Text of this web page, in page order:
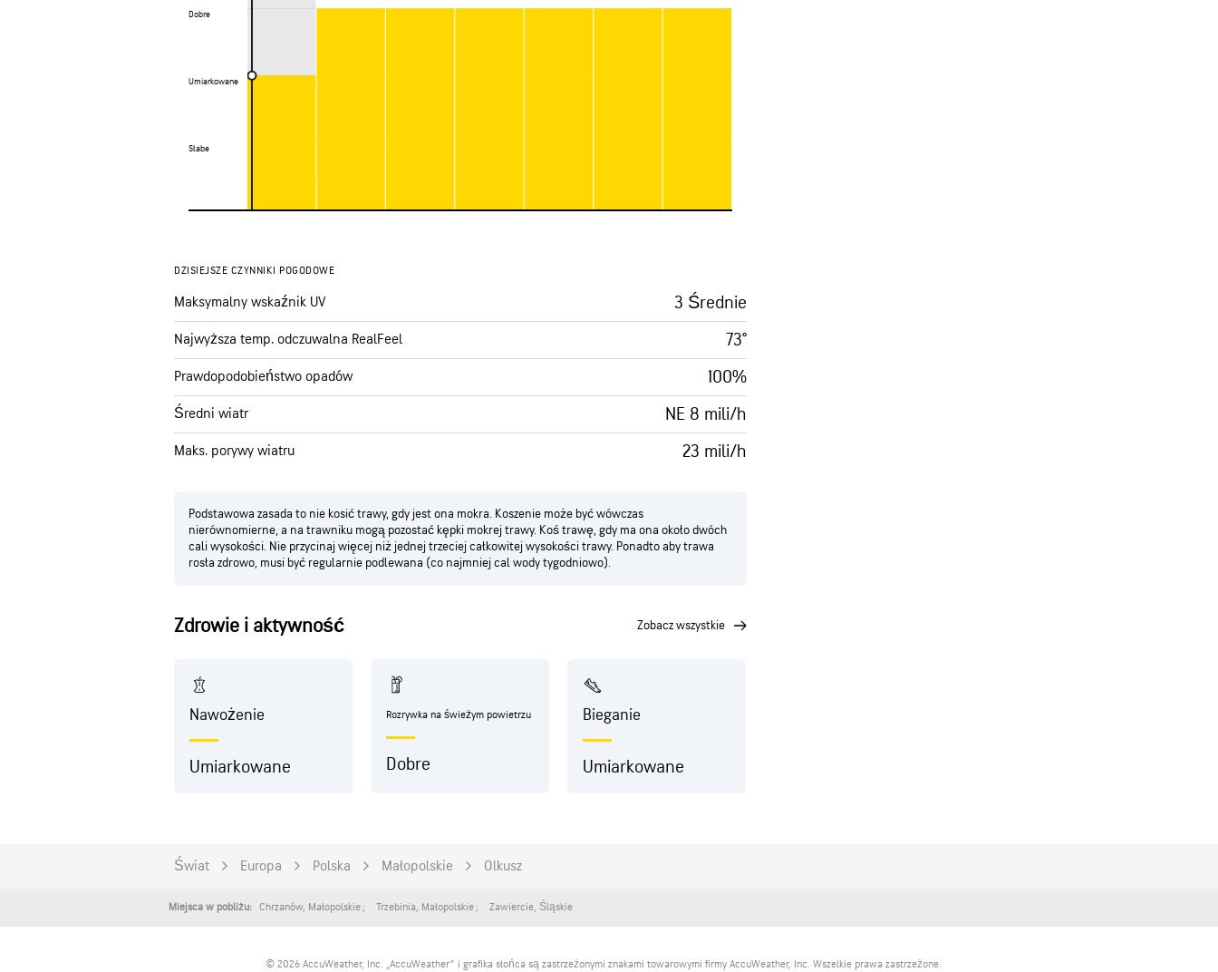
Dobre
Umiarkowane
Słabe
Dobre
Umiarkowane
Słabe
DZISIEJSZE CZYNNIKI POGODOWE
Maksymalny wskaźnik UV 3 Średnie
Najwyższa temp. odczuwalna RealFeel 73°
Prawdopodobieństwo opadów 100%
Średni wiatr NE 8 mili/h
Maks. porywy wiatru 23 mili/h
Podstawowa zasada to nie kosić trawy, gdy jest ona mokra. Koszenie może być wówczas
nierównomierne, a na trawniku mogą pozostać kępki mokrej trawy. Koś trawę, gdy ma ona około dwóch
cali wysokości. Nie przycinaj więcej niż jednej trzeciej całkowitej wysokości trawy. Ponadto aby trawa
rosła zdrowo, musi być regularnie podlewana (co najmniej cal wody tygodniowo).
Zdrowie i aktywność zobacz wszystkie
Nawożenie
Umiarkowane
Rozrywka na świeżym powietrzu
Dobre
Bieganie
Umiarkowane
Świat Europa Polska Małopolskie Olkusz
Miejsca w pobliżu: Chrzanów, Małopolskie Trzebinia, Małopolskie Zawiercie, Śląskie
© 2026 AccuWeather, Inc. „AccuWeather” i grafika słońca są zastrzeżonymi znakami towarowymi firmy AccuWeather, Inc. Wszelkie prawa zastrzeżone.